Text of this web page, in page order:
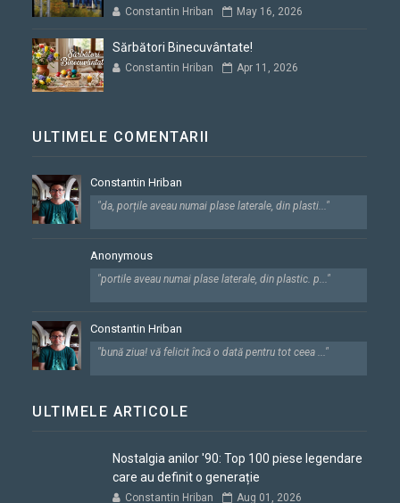
Constantin Hriban May 16, 2026
Sărbători Binecuvântate!
Constantin Hriban Apr 11, 2026
ULTIMELE COMENTARII
Constantin Hriban
"da, porțile aveau numai plase laterale, din plasti..."
Anonymous
"portile aveau numai plase laterale, din plastic. p..."
Constantin Hriban
"bună ziua! vă felicit încă o dată pentru tot ceea ..."
ULTIMELE ARTICOLE
Nostalgia anilor '90: Top 100 piese legendare
care au definit o generație
Constantin Hriban Aug 01, 2026